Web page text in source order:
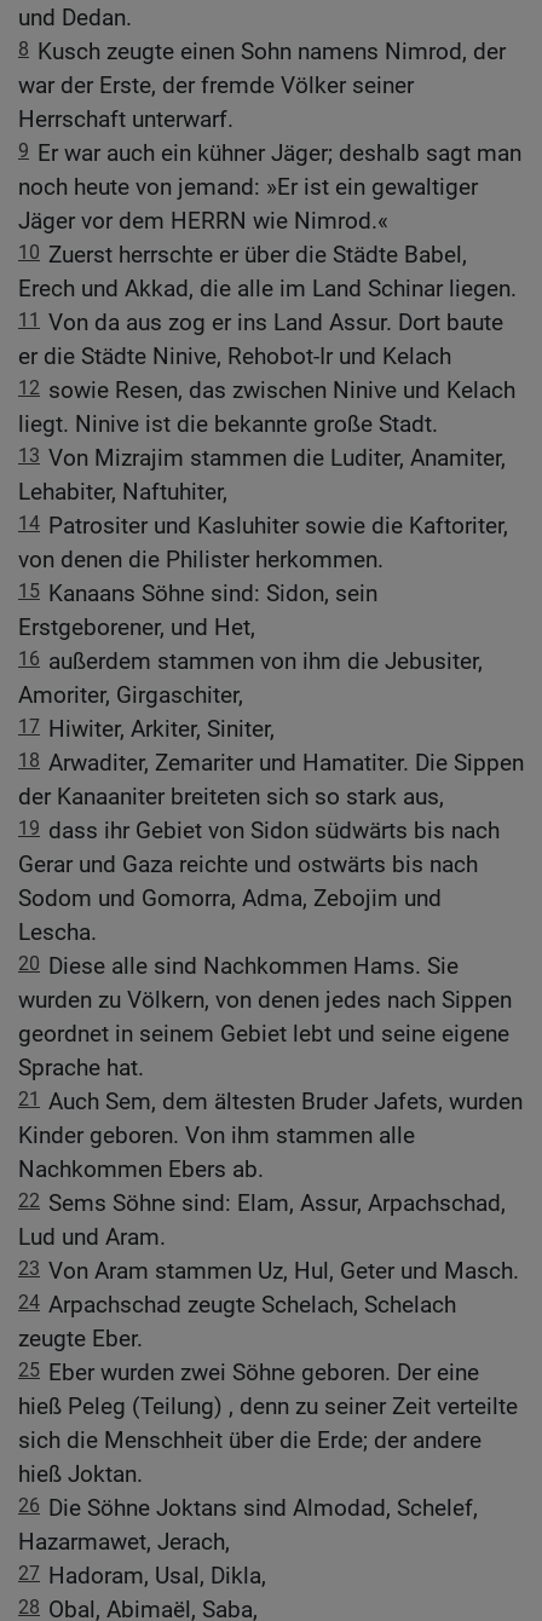
und Dedan.
8 Kusch zeugte einen Sohn namens Nimrod, der
war der Erste, der fremde Völker seiner
Herrschaft unterwarf.
9 Er war auch ein kühner Jäger; deshalb sagt man
noch heute von jemand: »Er ist ein gewaltiger
Jäger vor dem HERRN wie Nimrod.«
10 Zuerst herrschte er über die Städte Babel,
Erech und Akkad, die alle im Land Schinar liegen.
11 Von da aus zog er ins Land Assur. Dort baute
er die Städte Ninive, Rehobot-Ir und Kelach
12 sowie Resen, das zwischen Ninive und Kelach
liegt. Ninive ist die bekannte große Stadt.
13 Von Mizrajim stammen die Luditer, Anamiter,
Lehabiter, Naftuhiter,
14 Patrositer und Kasluhiter sowie die Kaftoriter,
von denen die Philister herkommen.
15 Kanaans Söhne sind: Sidon, sein
Erstgeborener, und Het,
16 außerdem stammen von ihm die Jebusiter,
Amoriter, Girgaschiter,
17 Hiwiter, Arkiter, Siniter,
18 Arwaditer, Zemariter und Hamatiter. Die Sippen
der Kanaaniter breiteten sich so stark aus,
19 dass ihr Gebiet von Sidon südwärts bis nach
Gerar und Gaza reichte und ostwärts bis nach
Sodom und Gomorra, Adma, Zebojim und
Lescha.
20 Diese alle sind Nachkommen Hams. Sie
wurden zu Völkern, von denen jedes nach Sippen
geordnet in seinem Gebiet lebt und seine eigene
Sprache hat.
21 Auch Sem, dem ältesten Bruder Jafets, wurden
Kinder geboren. Von ihm stammen alle
Nachkommen Ebers ab.
22 Sems Söhne sind: Elam, Assur, Arpachschad,
Lud und Aram.
23 Von Aram stammen Uz, Hul, Geter und Masch.
24 Arpachschad zeugte Schelach, Schelach
zeugte Eber.
25 Eber wurden zwei Söhne geboren. Der eine
hieß Peleg (Teilung) , denn zu seiner Zeit verteilte
sich die Menschheit über die Erde; der andere
hieß Joktan.
26 Die Söhne Joktans sind Almodad, Schelef,
Hazarmawet, Jerach,
27 Hadoram, Usal, Dikla,
28 Obal, Abimaël, Saba,